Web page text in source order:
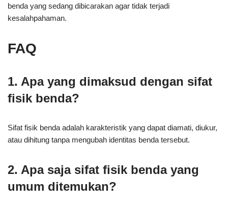
benda yang sedang dibicarakan agar tidak terjadi
kesalahpahaman.
FAQ
1. Apa yang dimaksud dengan sifat
fisik benda?
Sifat fisik benda adalah karakteristik yang dapat diamati, diukur,
atau dihitung tanpa mengubah identitas benda tersebut.
2. Apa saja sifat fisik benda yang
umum ditemukan?